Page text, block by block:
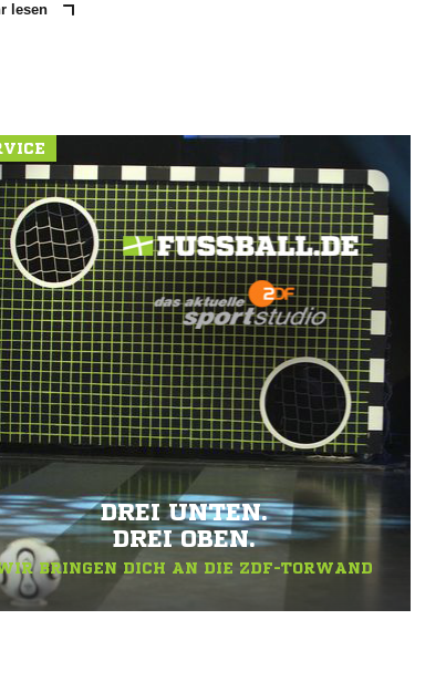
lesen
DREI UNTEN.
DREI OBEN.
BRINGEN DICH AN DIE ZDF-TORWAND